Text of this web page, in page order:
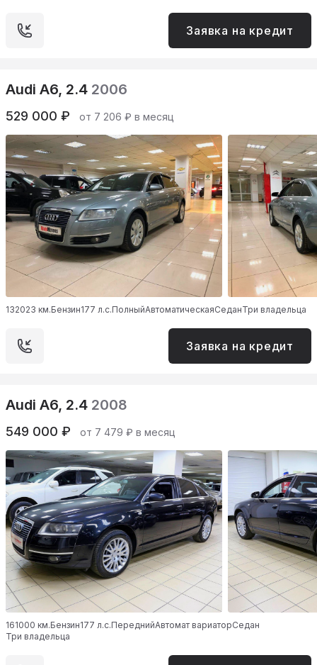
Заявка на кредит
Audi A6, 2.4 2006
529 000 ₽ от 7 206 ₽ в месяц
132023 км.Бензин177 л.с.ПолныйАвтоматическаяСеданТри владельца
Заявка на кредит
Audi A6, 2.4 2008
549 000 ₽ от 7 479 ₽ в месяц
161000 км.Бензин177 л.с.ПереднийАвтомат вариаторСедан
Три владельца